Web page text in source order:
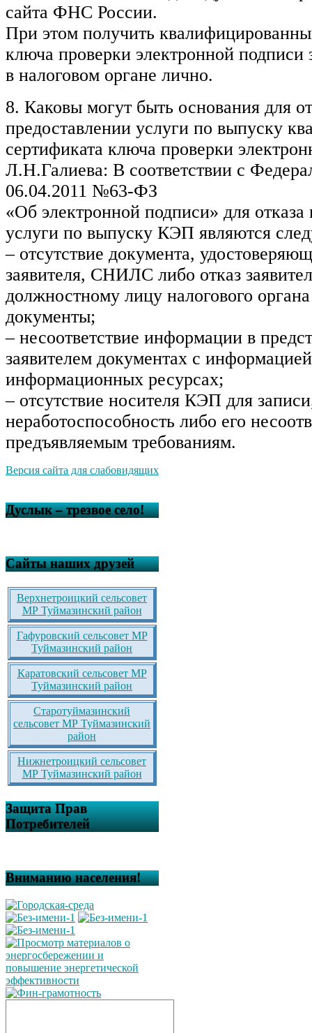
сайта ФНС России.
При этом получить
ключа проверки электронной подписи
в налоговом органе лично.
8. Каковы могут быть основания для
предоставлении услуги по выпуску
сертификата ключа проверки
Л.Н.Галиева: В соответствии с
06.04.2011 №63-ФЗ
«Об электронной подписи» для отказа
услуги по выпуску КЭП являются
– отсутствие документа,
заявителя, СНИЛС либо отказ
должностному лицу налогового
документы;
– несоответствие информации в
заявителем документах с
информационных ресурсах;
– отсутствие носителя КЭП для
неработоспособность либо его
предъявляемым требованиям.
Версия сайта для слабовидящих
Дуслык – трезвое село!
Сайты наших друзей
Верхнетроицкий сельсовет
МР Туймазинский район
Гафуровский сельсовет МР
Туймазинский район
Каратовский сельсовет МР
Туймазинский район
Старотуймазинский
сельсовет МР Туймазинский
район
Нижнетроицкий сельсовет
МР Туймазинский район
Защита Прав
Потребителей
Вниманию населения!